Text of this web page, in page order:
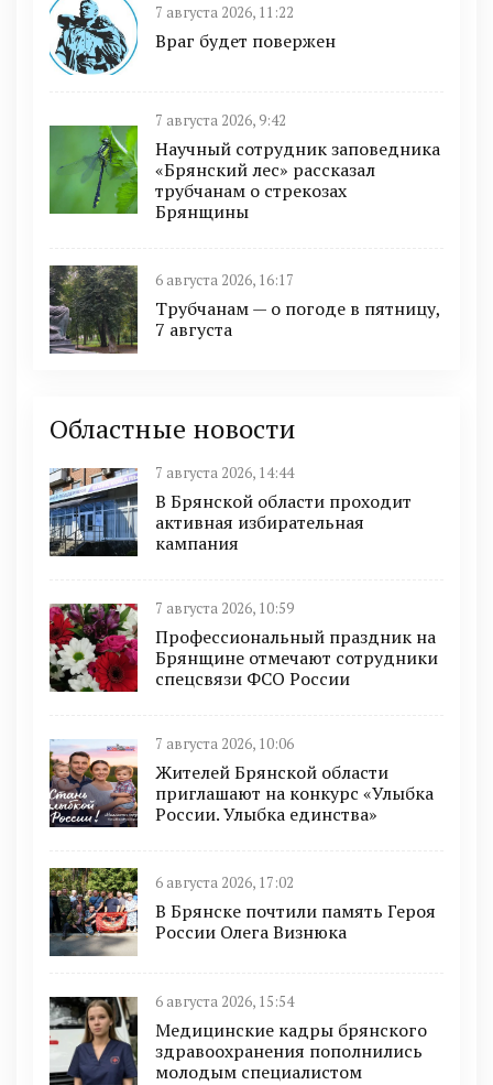
7 августа 2026, 11:22
Враг будет повержен
7 августа 2026, 9:42
Научный сотрудник заповедника
«Брянский лес» рассказал
трубчанам о стрекозах
Брянщины
6 августа 2026, 16:17
Трубчанам — о погоде в пятницу,
7 августа
Областные новости
7 августа 2026, 14:44
В Брянской области проходит
активная избирательная
кампания
7 августа 2026, 10:59
Профессиональный праздник на
Брянщине отмечают сотрудники
спецсвязи ФСО России
7 августа 2026, 10:06
Жителей Брянской области
приглашают на конкурс «Улыбка
России. Улыбка единства»
6 августа 2026, 17:02
В Брянске почтили память Героя
России Олега Визнюка
6 августа 2026, 15:54
Медицинские кадры брянского
здравоохранения пополнились
молодым специалистом